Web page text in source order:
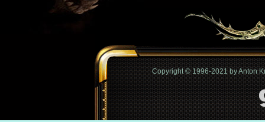
Copyright © 1996-2021 by Anton